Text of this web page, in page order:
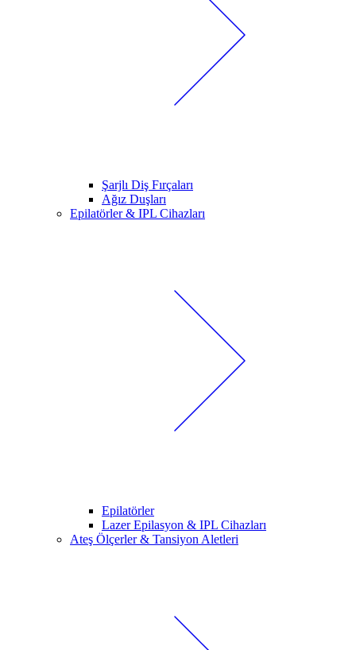
Şarjlı Diş Fırçaları
Ağız Duşları
Epilatörler & IPL Cihazları
Epilatörler
Lazer Epilasyon & IPL Cihazları
Ateş Ölçerler & Tansiyon Aletleri